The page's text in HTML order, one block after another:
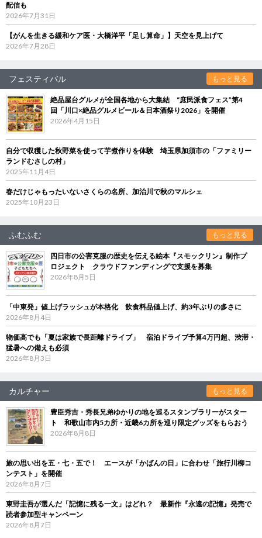
配信も
2026年7月31日
【がんを生きる緩和ケア医・大橋洋平「足し算命」】天空を見上げて
2026年7月28日
フェスティバル もっと見る
絶品屋台グルメが全国各地から大集結 “庶民派食フェス”第4
回「川口×絶品グルメビール＆日本酒祭り2026」を開催
2026年4月15日
自分で収穫した秋野菜を使って芋煮作りを体験 埼玉県加須市の「ファミリー
ランドむさしの村」
2025年11月4日
春だけじゃもったいないさくらの名所、加治川で秋のマルシェ
2025年10月23日
ふむふむ もっと見る
四日市の公害克服の歴史を伝える絵本『スモックリン』制作プ
ロジェクト クラウドファンディングで支援を募集
2026年8月5日
「中東発」値上げラッシュが本格化 飲食料品値上げ、約3年ぶりの多さに
2026年8月4日
物価高でも「夏は家族で長距離ドライブ」 宿泊ドライブ予算4万円超、渋滞・
猛暑への備えも必須
2026年8月3日
カルチャー もっと見る
豊臣秀吉・秀長兄弟ゆかりの地を巡るスタンプラリーがスター
ト 和歌山市内5カ所・近畿6カ所を巡り限定グッズをもらおう
2026年8月8日
旅の思い出を五・七・五で！ エースが「かばんの日」に合わせ「旅行川柳コ
ンテスト」を開催
2026年8月7日
東野圭吾が選んだ「記憶に残る一文」はどれ？ 最新作『永遠の記憶』発売で
読者参加型キャンペーン
2026年8月7日